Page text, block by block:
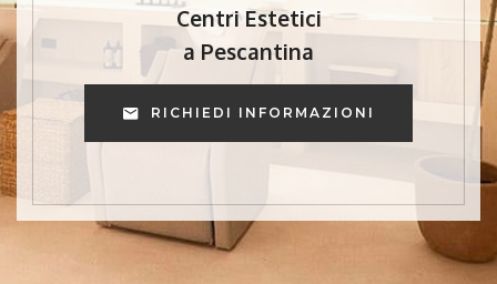
Centri Estetici
a Pescantina
RICHIEDI INFORMAZIONI